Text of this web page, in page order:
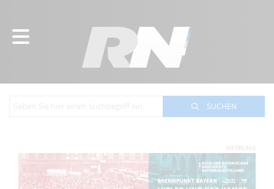
SUCHEN
WERBUNG